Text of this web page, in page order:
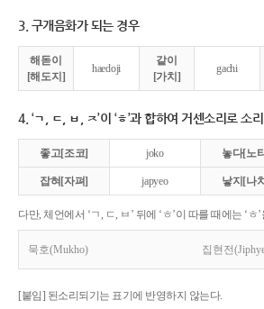
3. 구개음화가 되는 경우
해돋이
[해도지]
haedoji
같이
[가치]
gachi
4. ‘ㄱ, ㄷ, ㅂ, ㅈ’이 ‘ㅎ’과 합하여 거센소리로 소
좋고[조코] joko 놓다[노
잡혀[자펴] japyeo 낳지[나
다만, 체언에서 ‘ㄱ, ㄷ, ㅂ’ 뒤에 ‘ㅎ’이 따를 때에는 ‘ㅎ
묵호(Mukho) 집현전
[붙임] 된소리되기는 표기에 반영하지 않는다.